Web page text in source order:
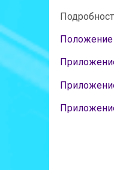
Положение